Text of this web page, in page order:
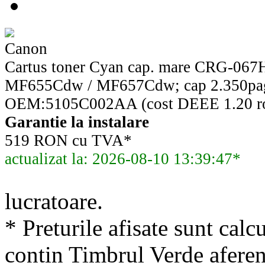
Canon
Cartus toner Cyan cap. mare CRG-
MF655Cdw / MF657Cdw; cap
OEM:5105C002AA (cost DEEE 1.20
Garantie la instalare
519 RON cu TVA*
actualizat la: 2026-08-10 13:39:47*
lucratoare.
* Preturile afisate sunt
contin Timbrul Verde